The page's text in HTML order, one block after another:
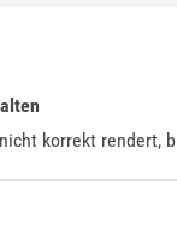
korrekt rendert,